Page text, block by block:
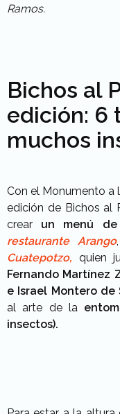
Ramos.
Bichos al
edición: 6
muchos
Con el Monumento a
edición de Bichos al
crear un menú de
restaurante Arango
Cuatepotzo, quien
Fernando Martínez
e Israel Montero de
al arte de la
insectos).